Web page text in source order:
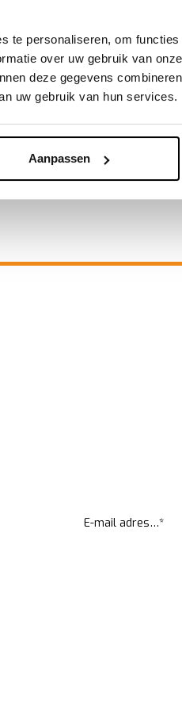
te personaliseren, om
over uw gebruik van
deze gegevens
uw gebruik van hun services.
Aanpassen
17,90
BTW
147 GT 3